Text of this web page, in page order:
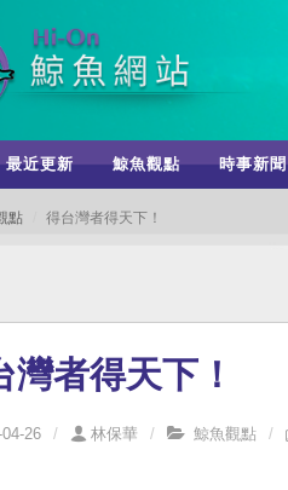
最近更新 鯨魚觀點 時事新聞
點 得台灣者得天下！
灣者得天下！
26 林保華 鯨魚觀點